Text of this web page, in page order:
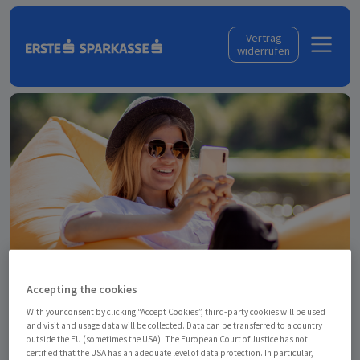
Vertrag
widerrufen
Accepting the cookies
With your consent by clicking “Accept Cookies”, third-party cookies will be used
and visit and usage data will be collected. Data can be transferred to a country
outside the EU (sometimes the USA). The European Court of Justice has not
certified that the USA has an adequate level of data protection. In particular,